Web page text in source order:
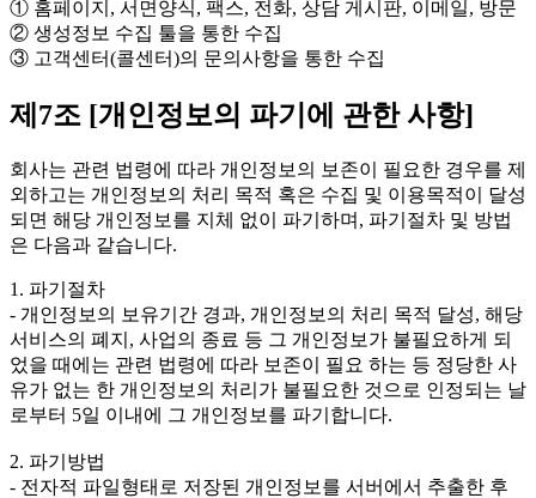
① 홈페이지, 서면양식, 팩스, 전화, 상담 게시판, 이메일, 방문
② 생성정보 수집 툴을 통한 수집
③ 고객센터(콜센터)의 문의사항을 통한 수집
제7조 [개인정보의 파기에 관한 사항]
회사는 관련 법령에 따라 개인정보의 보존이 필요한 경우를 제
외하고는 개인정보의 처리 목적 혹은 수집 및 이용목적이 달성
되면 해당 개인정보를 지체 없이 파기하며, 파기절차 및 방법
은 다음과 같습니다.
1. 파기절차
- 개인정보의 보유기간 경과, 개인정보의 처리 목적 달성, 해당
서비스의 폐지, 사업의 종료 등 그 개인정보가 불필요하게 되
었을 때에는 관련 법령에 따라 보존이 필요 하는 등 정당한 사
유가 없는 한 개인정보의 처리가 불필요한 것으로 인정되는 날
로부터 5일 이내에 그 개인정보를 파기합니다.
2. 파기방법
- 전자적 파일형태로 저장된 개인정보를 서버에서 추출한 후